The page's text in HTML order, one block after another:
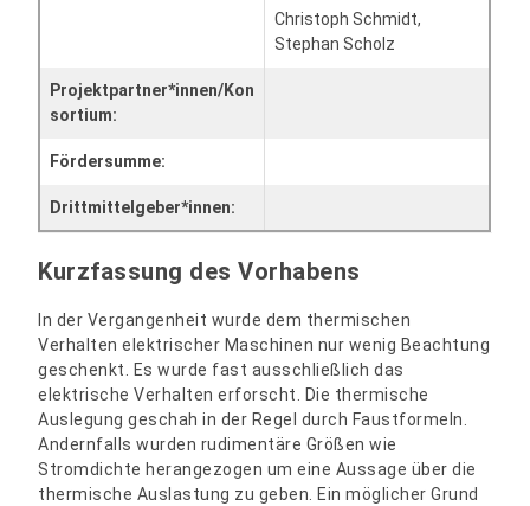
Christoph Schmidt,
Stephan Scholz
Projektpartner*innen/Kon
sortium:
Fördersumme:
Drittmittelgeber*innen:
Kurzfassung des Vorhabens
In der Vergangenheit wurde dem thermischen
Verhalten elektrischer Maschinen nur wenig Beachtung
geschenkt. Es wurde fast ausschließlich das
elektrische Verhalten erforscht. Die thermische
Auslegung geschah in der Regel durch Faustformeln.
Andernfalls wurden rudimentäre Größen wie
Stromdichte herangezogen um eine Aussage über die
thermische Auslastung zu geben. Ein möglicher Grund